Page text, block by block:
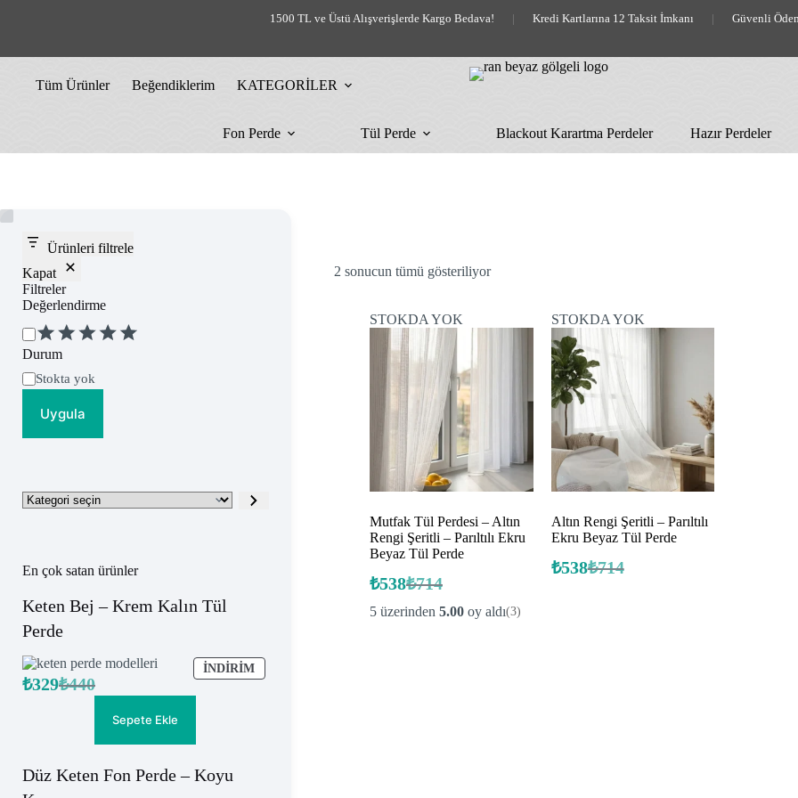
1500 TL ve Üstü Alışverişlerde Kargo Bedava! | Kredi Kartlarına 12 Taksit İmkanı | Güvenli
Tüm Ürünler Beğendiklerim KATEGORİLER
Fon Perde Tül Perde Blackout Karartma Perdeler Hazır Perdeler
2 sonucun tümü gösteriliyorEn
STOKDA YOK
Mutfak Tül Perdesi – Altın
Rengi Şeritli – Parıltılı Ekru
Beyaz Tül Perde
₺714
Orijinal
fiyat:
₺538Şu
andaki
fiyat:
5 üzerinden 5.00oy aldı(3)
STOKDA YOK
Altın Rengi Şeritli – Parıltılı
Ekru Beyaz Tül Perde
₺714
Orijinal
₺538Şu
Ürünleri filtrele
Kapat
Filtreler
Değerlendirme
Değerlendirme
Durum
Uygunluk
Stokta yok
Uygula
Kategori
seçin
En çok satan ürünler
Keten Bej – Krem Kalın Tül
Perde
İNDIRIMİNDIRIMDEKI
ÜRÜN
₺440
Orijinal
₺329Şu
Sepete Ekle
Düz Keten Fon Perde – Koyu